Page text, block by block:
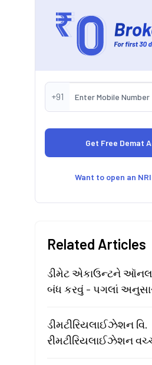
+91
Want to open an
Related Articles
ડીમેટ એકાઉન્ટને
બંધ કરવું - પગલાં અનુસાર
ડીમટીરિયલાઈઝેશન વિ.
રીમટીરિયલાઈઝેશન